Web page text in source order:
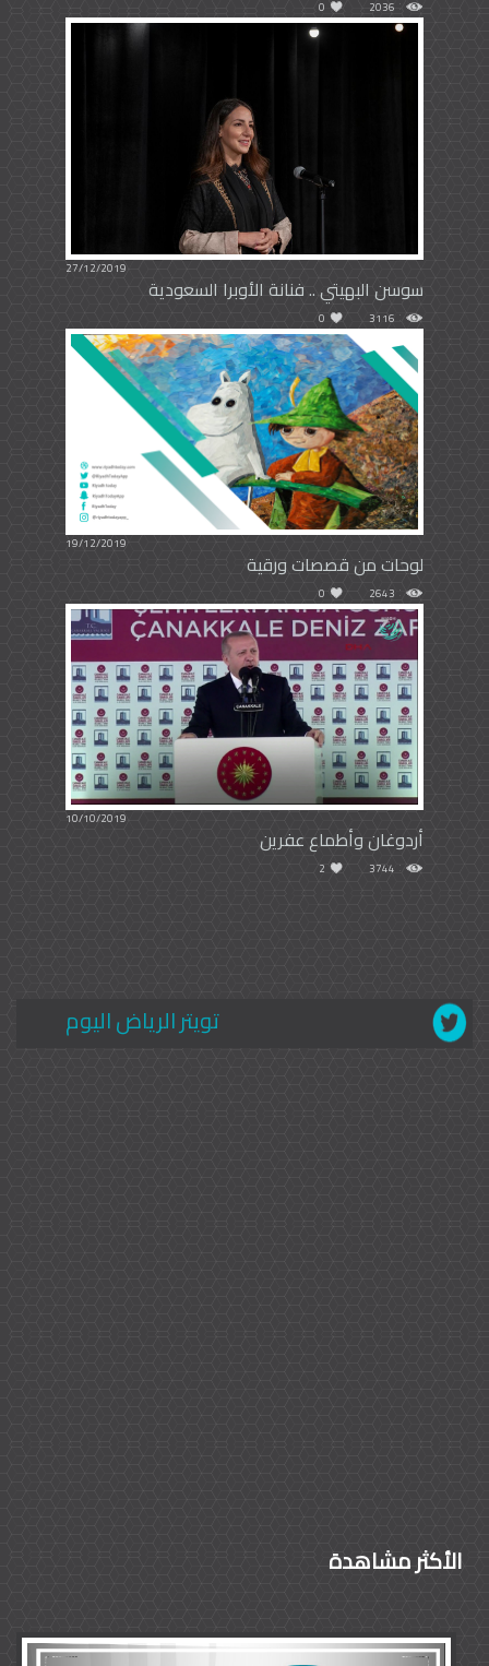
2036
0
27/12/2019
سوسن البهيتي .. فنانة الأوبرا السعودية
3116
0
19/12/2019
لوحات من قصصات ورقية
2643
0
10/10/2019
أردوغان وأطماع عفرين
3744
2
تويتر الرياض اليوم
الأكثر مشاهدة